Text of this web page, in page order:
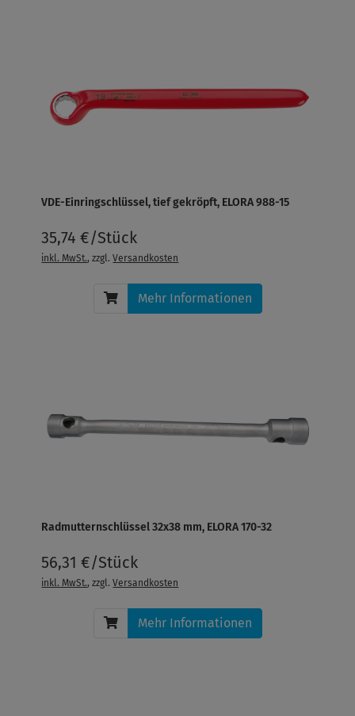
VDE-Einringschlüssel, tief gekröpft, ELORA 988-15
35,74 €/Stück
inkl. MwSt., zzgl.Versandkosten
Mehr Informationen
Radmutternschlüssel 32x38 mm, ELORA 170-32
56,31 €/Stück
inkl. MwSt., zzgl.Versandkosten
Mehr Informationen